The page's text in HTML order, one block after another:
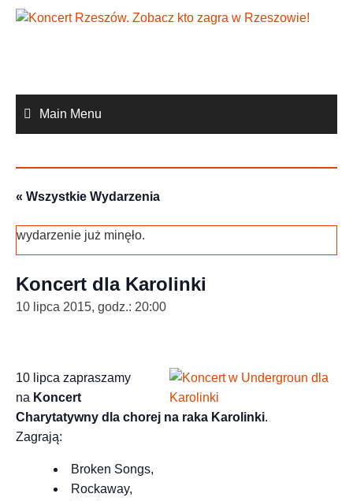
Skip
Main Menu
« Wszystkie Wydarzenia
wydarzenie już minęło.
Koncert dla Karolinki
10 lipca 2015, godz.: 20:00
10 lipca zapraszamy
na Koncert
Charytatywny dla chorej na raka Karolinki.
Zagrają:
Broken Songs,
Rockaway,